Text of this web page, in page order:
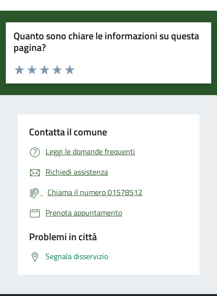
Quanto sono chiare le informazioni su questa
pagina?
Valuta da 1 a 5 stelle la pagina
Valuta 5 stelle su 5
Valuta 4 stelle su 5
Valuta 3 stelle su 5
Valuta 2 stelle su 5
Valuta 1 stelle su 5
Contatta il comune
Leggi le domande frequenti
Richiedi assistenza
Chiama il numero 01578512
Prenota appuntamento
Problemi in città
Segnala disservizio